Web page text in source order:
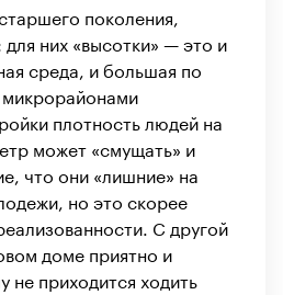
поколения,
них «высотки» — это и
среда, и большая по
плотность людей на
может «смущать» и
что они «лишние» на
но это скорее
С другой
доме приятно и
не приходится ходить